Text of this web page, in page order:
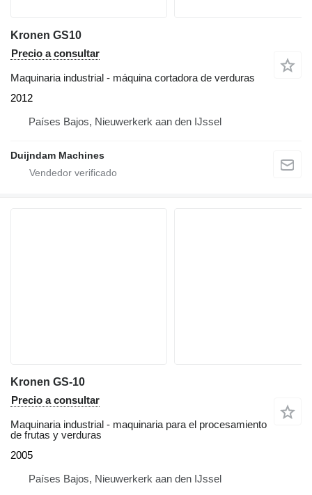
Kronen GS10
Precio a consultar
Maquinaria industrial - máquina cortadora de verduras
2012
Países Bajos, Nieuwerkerk aan den IJssel
Duijndam Machines
Kronen GS-10
Precio a consultar
Maquinaria industrial - maquinaria para el procesamiento
de frutas y verduras
2005
Países Bajos, Nieuwerkerk aan den IJssel